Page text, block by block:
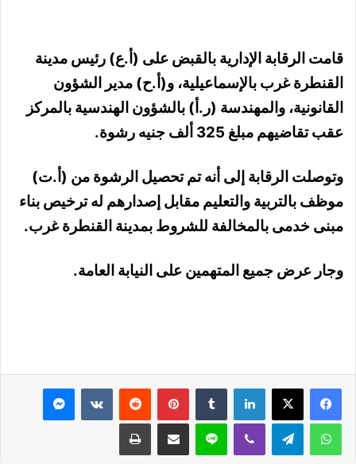
قامت الرقابة الإدارية بالقبض على (أ.ع) رئيس مدينة
القنطرة غرب بالإسماعيلية، و(أ.ح) مدير الشؤون
القانونية، والمهندسة (ر.أ) بالشؤون الهندسية بالمركز
عقب تقاضيهم مبلغ 325 ألف جنيه رشوة.
وتوصلت الرقابة إلى أنه تم تحصيل الرشوة من (أ.ت)
موظف بالتربية والتعليم مقابل إصدارهم له ترخيص بناء
مبنى خدمى بالمخالفة للشروط بمدينة القنطرة غرب.
وجار عرض جميع المتهمين على النيابة العامة.
لينكدإن بينتيريست ماسنجر
واتساب تيلقرام ڤايبر لاين مشاركة عبر البريد طباعة